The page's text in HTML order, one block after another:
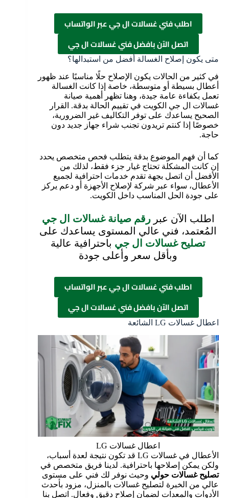
اطلب فني غسالات ال جي عبر الواتساب
اتصل الآن بافضل فني غسالات ال جي
متى يكون إصلاح الغسالة أفضل من استبدالها؟
في كثير من الحالات يكون الإصلاح حلًا مناسبًا عند ظهور
أعطال بسيطة أو متوسطة، خاصة إذا كانت الغسالة
تعمل بكفاءة عامة جيدة، وهنا تظهر أهمية صيانة
غسالات ال جي الكويت في تقييم الحالة بدقة. القرار
الصحيح يساعدك على توفر التكاليف غير الضرورية،
خصوصًا إذا كنتم تريدون تجنب شراء جهاز جديد دون
حاجة.
كما أن فهم الموضوع بدقة يتطلب فحص متخصص يحدد
إن كانت المشكلة تحتاج غيار جزء فقط، لذلك من
الأفضل أن اتصل بجهة تقدم خدمات احترافية لجميع
الأعطال، سواء عبر شركة لإصلاح الأجهزة أو دعم يركز
على جودة الحل المناسب داخل الكويت.
اطلب الآن عبررقم صيانة غسالات ال جي
المُعتمد، فني عالي المستوى يساعدك على
تصليح غسالات ال جي باحترافية عالية
وبأقل سعر وأعلى جودة
اطلب فني غسالات ال جي عبر الواتساب
اتصل الآن بافضل فني غسالات ال جي
اعطال غسالات LG الشائعة
اعطال غسالات LG
الأعطال في غسالات LG قد تكون نتيجة لعدة أسباب،
ولكن يمكن إصلاحها باحترافية. لدينا فريق متخصص في
تصليح غسالات حولي وحيث نوفر لك فني على مستوى
عالي من الخبرة لتصليح غسالات بالمنزل، مزود بأحدث
الأدوات والمعدات لضمان إصلاح دقيق وفعال. اتصل بنا